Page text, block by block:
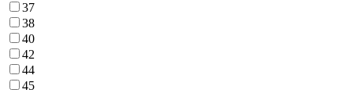
37
38
40
42
44
45